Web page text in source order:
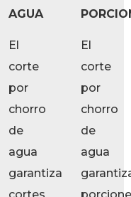
AGUA
El
corte
por
chorro
de
agua
garantiza
El
corte
por
chorro
de
agua